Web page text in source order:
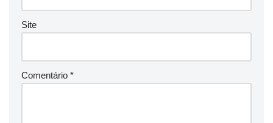
Site
Comentário *